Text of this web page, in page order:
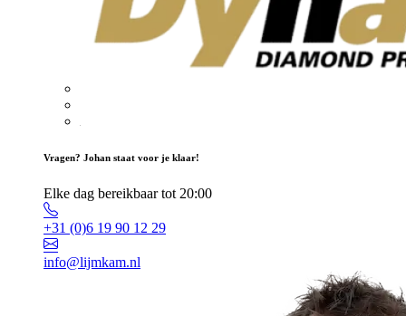
Vragen? Johan staat voor je klaar!
Elke dag bereikbaar tot 20:00
+31 (0)6 19 90 12 29
info@lijmkam.nl